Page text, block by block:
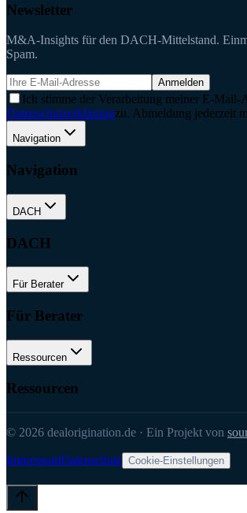
Newsletter
M&A-Insights für den DACH-Mittelstand.
Spam.
Anmelden
Ich stimme der Verarbeitung meiner E-Mail-
Datenschutzerklärungzu. Abmeldung jederzeit
Navigation
Navigation
DACH
DACH
Für Berater
Für Berater
Ressourcen
Ressourcen
© 2026 dealorigination.de · Ein Projekt von
ImpressumDatenschutz Cookie-Einstellungen